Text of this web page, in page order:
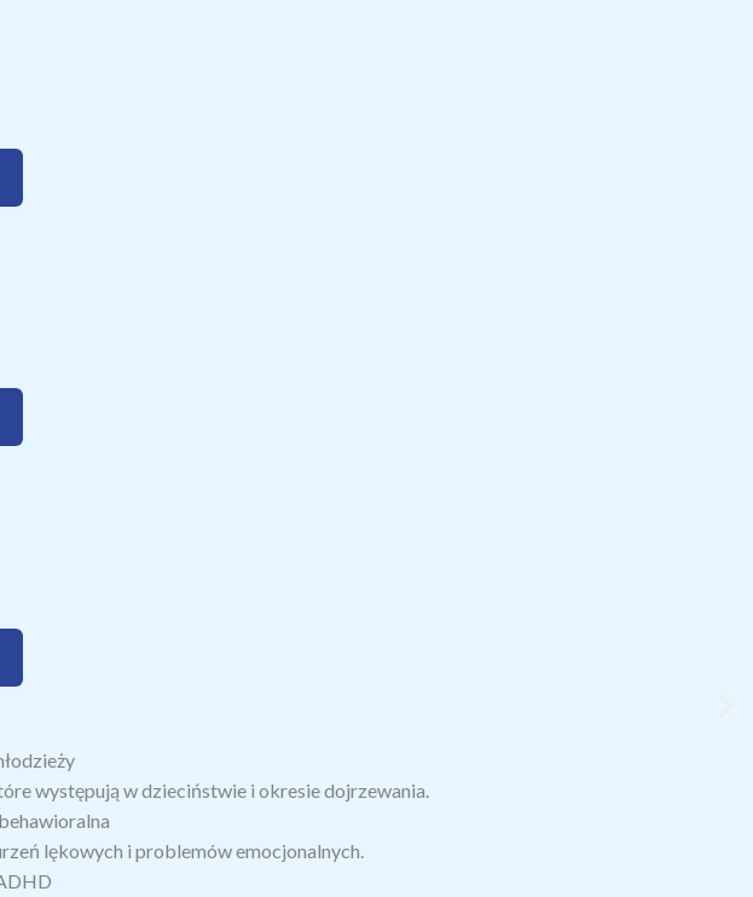
występują w dzieciństwie i okresie dojrzewania.
lękowych i problemów emocjonalnych.